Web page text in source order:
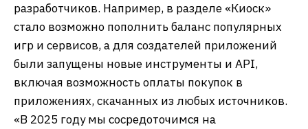
разработчиков. Например, в разделе «Киоск»
стало возможно пополнить баланс популярных
игр и сервисов, а для создателей приложений
были запущены новые инструменты и API,
включая возможность оплаты покупок в
приложениях, скачанных из любых источников.
«В 2025 году мы сосредоточимся на